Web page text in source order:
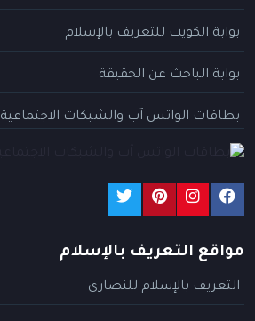
بوابة الكويت للتعريف بالإسلام
بوابة الباحث عن الحقيقة
بطاقات الواتس آب والشبكات الاجتماعية
مواقع التعريف بالإسلام
التعريف بالإسلام للنصارى